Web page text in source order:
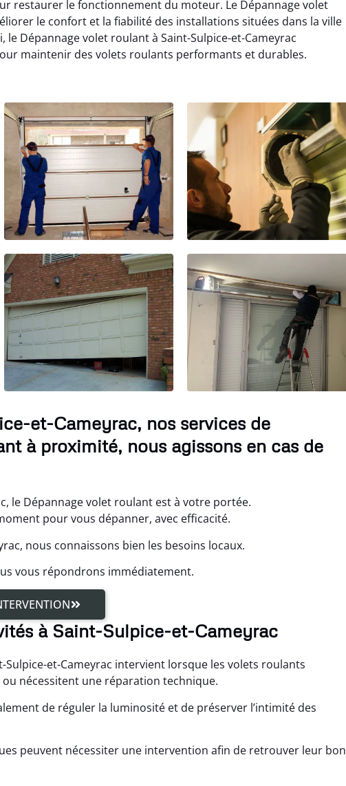
restaurer le fonctionnement du moteur. Le Dépannage volet
le confort et la fiabilité des installations situées dans la ville
le Dépannage volet roulant à Saint-Sulpice-et-Cameyrac
maintenir des volets roulants performants et durables.
et-Cameyrac, nos services de
à proximité, nous agissons en cas de
le Dépannage volet roulant est à votre portée.
pour vous dépanner, avec efficacité.
nous connaissons bien les besoins locaux.
vous répondrons immédiatement.
à Saint-Sulpice-et-Cameyrac
Sulpice-et-Cameyrac intervient lorsque les volets roulants
nécessitent une réparation technique.
de réguler la luminosité et de préserver l’intimité des
peuvent nécessiter une intervention afin de retrouver leur bon